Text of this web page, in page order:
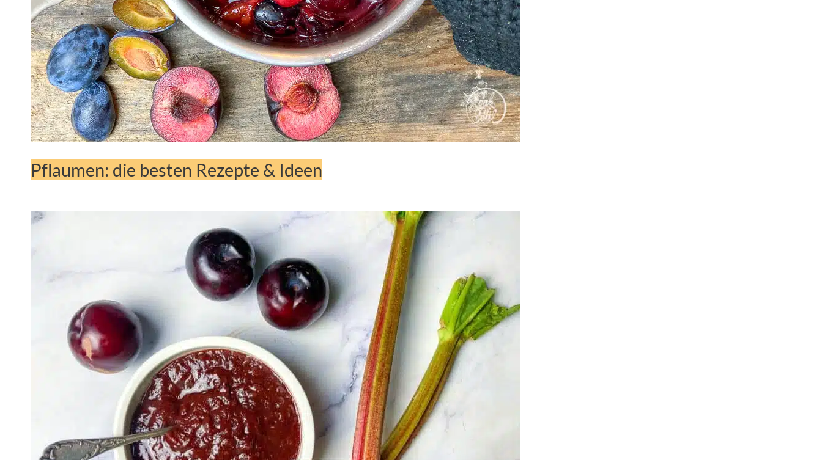
Pflaumen: die besten Rezepte & Ideen